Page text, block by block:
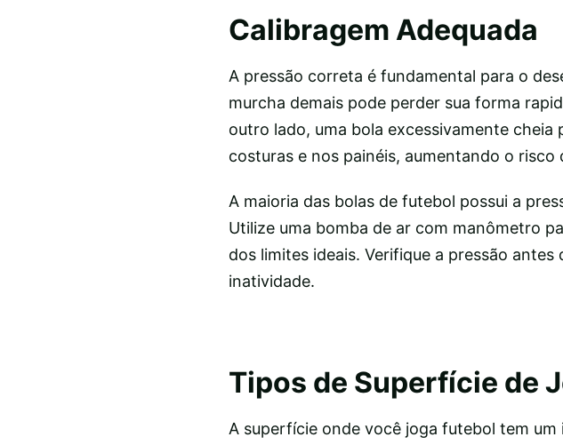
Calibragem Adequada
A pressão correta é fundamental para o
murcha demais pode perder sua forma
outro lado, uma bola excessivamente
costuras e nos painéis, aumentando o
A maioria das bolas de futebol possui a
Utilize uma bomba de ar com manômetro
dos limites ideais. Verifique a pressão
inatividade.
Tipos de Superfície de
A superfície onde você joga futebol tem